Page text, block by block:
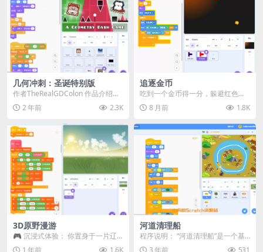
几何冲刺：圣诞特别版
作者TheRealGDColon 作品介绍：
❄️ 欢迎来到《几何冲刺：圣诞特
别...2 年前 2.3K
追逐金币
吃到一个金币得一分，躲避红色飞
机
8 月前 1.8K
3D原野漫游
🎮 沉浸式体验：​​ 你置身于一片辽
阔的 ​​3D 原野​​——这是经典文字游
河道清理船
程序说明： “河道清理船”是一个基
于Scratch平台开发的简易动画项